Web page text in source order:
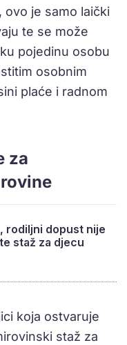
ovo je samo laički
te se može
pojedinu osobu
osobnim
plaće i radnom
za
rodiljni dopust nije
staž za djecu
koja ostvaruje
staž za